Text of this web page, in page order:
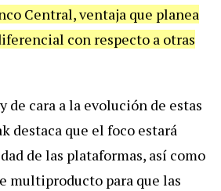
Central, ventaja que planea
con respecto a otras
de cara a la evolución de estas
destaca que el foco estará
de las plataformas, así como
multiproducto para que las